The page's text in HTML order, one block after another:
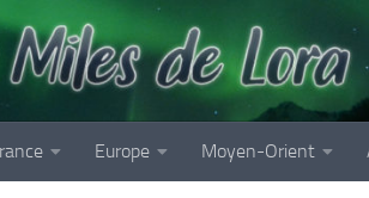
Europe Moyen-Orient